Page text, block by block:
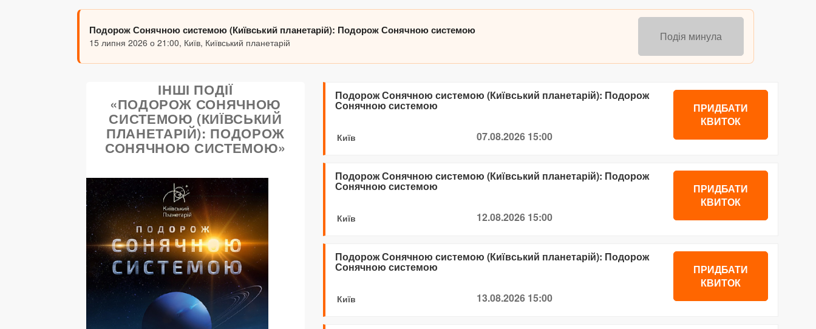
Подорож Сонячною системою (Київський планетарій): Подорож Сонячною системою
15 липня 2026 о 21:00, Київ, Київський планетарій Подія минула
ІНШІ ПОДІЇ
«ПОДОРОЖ СОНЯЧНОЮ
СИСТЕМОЮ (КИЇВСЬКИЙ
ПЛАНЕТАРІЙ): ПОДОРОЖ
СОНЯЧНОЮ СИСТЕМОЮ»
Подорож Сонячною системою (Київський планетарій): Подорож
Сонячною системою
Київ 07.08.2026 15:00
ПРИДБАТИ
КВИТОК
Подорож Сонячною системою (Київський планетарій): Подорож
Сонячною системою
Київ 12.08.2026 15:00
ПРИДБАТИ
КВИТОК
Подорож Сонячною системою (Київський планетарій): Подорож
Сонячною системою
Київ 13.08.2026 15:00
ПРИДБАТИ
КВИТОК